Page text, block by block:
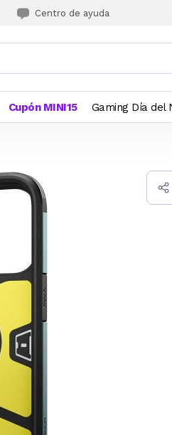
Centro de ayuda
Cupón MINI15 Gaming Día del